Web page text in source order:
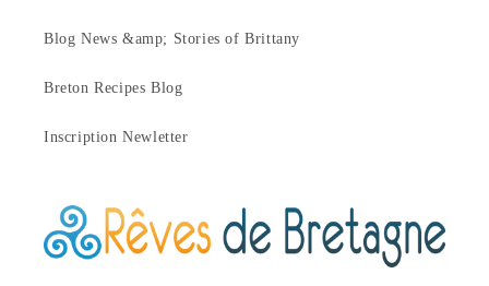
Blog News &amp; Stories of Brittany
Breton Recipes Blog
Inscription Newletter